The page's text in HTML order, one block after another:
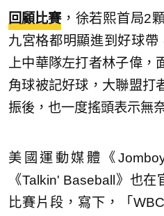
回顧比賽，徐若熙首局2
九宮格都明顯進到好球
上中華隊左打者林子偉
角球被記好球，大聯盟打
振後，也一度搖頭表示無
美國運動媒體《
《Talkin' Baseball》也
比賽片段，寫下，「